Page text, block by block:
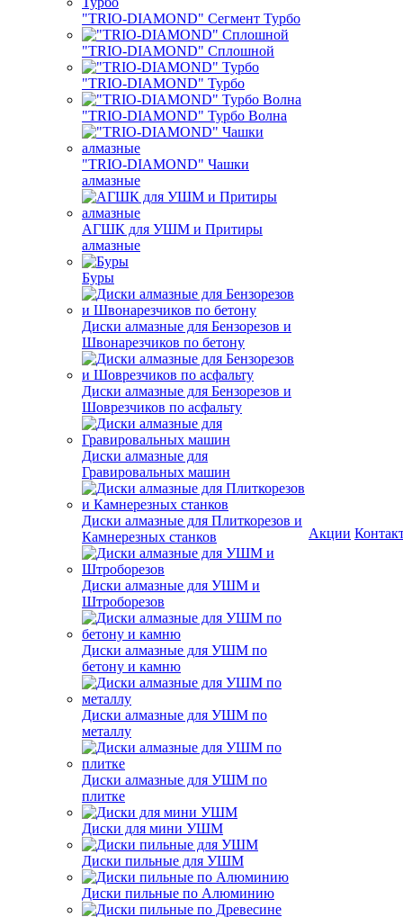
"TRIO-DIAMOND" Сегмент Турбо
"TRIO-DIAMOND" Сплошной
"TRIO-DIAMOND" Турбо
"TRIO-DIAMOND" Турбо Волна
"TRIO-DIAMOND" Чашки
алмазные
АГШК для УШМ и Притиры
алмазные
Буры
Диски алмазные для Бензорезов и
Швонарезчиков по бетону
Диски алмазные для Бензорезов и
Шоврезчиков по асфальту
Диски алмазные для
Гравировальных машин
Диски алмазные для Плиткорезов и
Камнерезных станков
Диски алмазные для УШМ и
Штроборезов
Диски алмазные для УШМ по
бетону и камню
Диски алмазные для УШМ по
металлу
Диски алмазные для УШМ по
плитке
Диски для мини УШМ
Диски пильные для УШМ
Диски пильные по Алюминию
Акции